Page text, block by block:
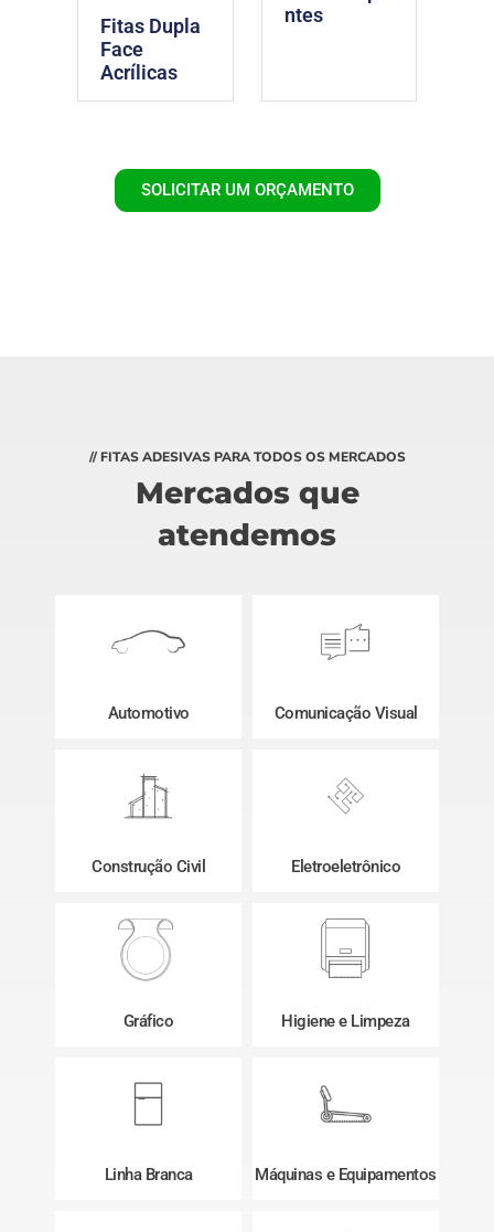
Fitas Dupla
Face
Acrílicas
ntes
SOLICITAR UM ORÇAMENTO
// FITAS ADESIVAS PARA TODOS OS MERCADOS
Mercados que
atendemos
Automotivo Comunicação Visual
Construção Civil Eletroeletrônico
Gráfico Higiene e Limpeza
Linha Branca Máquinas e Equipamentos